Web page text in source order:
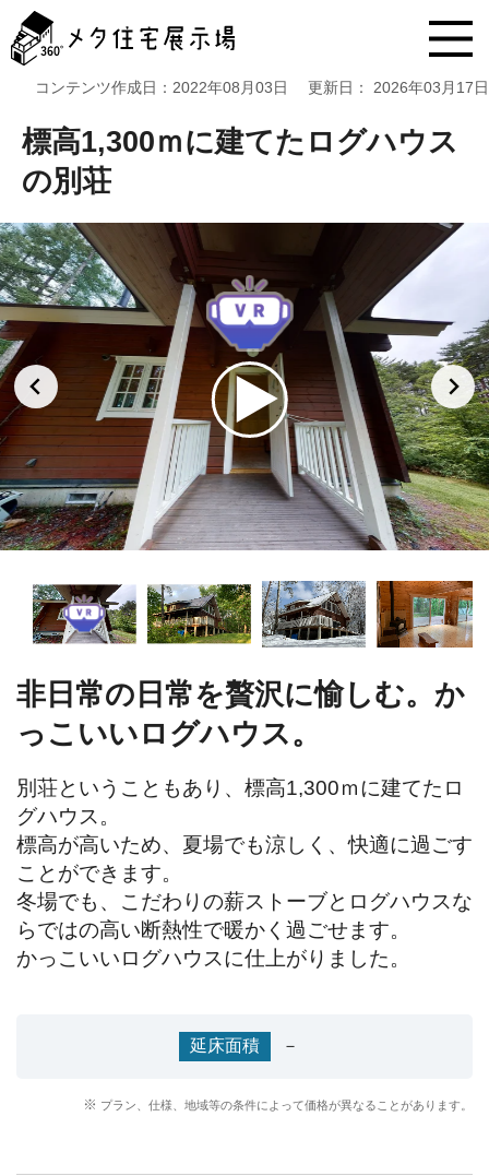
タ
住
ン
ツ
へ
ス
キ
ッ
プ
コンテンツ作成日： 2022年08月03日 更新日： 2026年03月17日
標高1,300ｍに建てたログハウス
の別荘
非日常の日常を贅沢に愉しむ。か
っこいいログハウス。
別荘ということもあり、標高1,300ｍに建てたロ
グハウス。
標高が高いため、夏場でも涼しく、快適に過ごす
ことができます。
冬場でも、こだわりの薪ストーブとログハウスな
らではの高い断熱性で暖かく過ごせます。
かっこいいログハウスに仕上がりました。
延床面積 －
プラン、仕様、地域等の条件によって価格が異なることがあります。